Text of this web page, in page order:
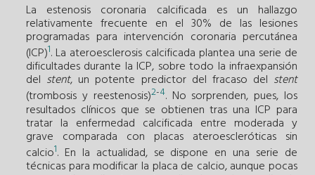
La estenosis coronaria calcificada es un hallazgo
relativamente frecuente en el 30% de las lesiones
programadas para intervención coronaria percutánea
(ICP)1. La ateroesclerosis calcificada plantea una serie de
dificultades durante la ICP, sobre todo la infraexpansión
del stent, un potente predictor del fracaso del stent
(trombosis y reestenosis)2-4. No sorprenden, pues, los
resultados clínicos que se obtienen tras una ICP para
tratar la enfermedad calcificada entre moderada y
grave comparada con placas ateroescleróticas sin
calcio1. En la actualidad, se dispone en una serie de
técnicas para modificar la placa de calcio, aunque pocas